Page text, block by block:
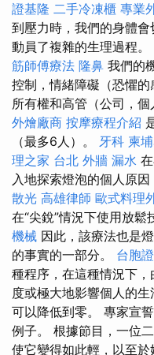
證基隆 二手冷凍櫃 專業
到壓力時，我們的身體
動員了複雜的生理過程。
筋師傅療法 隆鼻 我們的
控制，情緒障礙（恐懼
所有權和高管（公司，個
外燴廠商 按摩療程介紹
（最多6人）。 牙科 柬
理之家 台北 外牆 漏水
入地探索燈泡的個人原因
散光 高雄律師 歐式料理
在“尖銳”情況下使用放鬆
機械 因此，該療法也是
的事實的一部分。 台胞證
種程序，在這種情況下
度或極大地影響個人的
可以降低到零。 專家宣
例子。 根據節目，一位
使它變得如此輕，以至